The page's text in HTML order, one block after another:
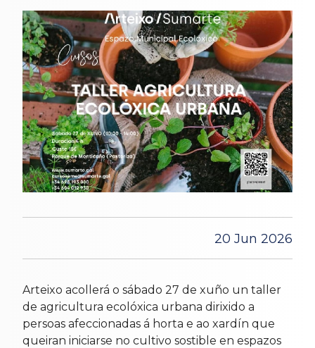
20 Jun 2026
Arteixo acollerá o sábado 27 de xuño un taller
de agricultura ecolóxica urbana dirixido a
persoas afeccionadas á horta e ao xardín que
queiran iniciarse no cultivo sostible en espazos